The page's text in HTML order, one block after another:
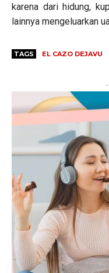
karena dari hidung,
lainnya mengeluarkan
TAGS EL CAZO DEJAVU
-